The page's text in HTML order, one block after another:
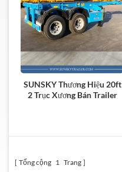
SUNSKY Thương Hiệu 20ft
2 Trục Xương Bán Trailer
Tổng cộng 1 Trang